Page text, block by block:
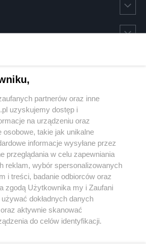
Instagram Youtube
partnerów oraz inne
uzyskujemy dostęp i
na urządzeniu oraz
osobowe, takie jak unikalne
informacje wysyłane przez
przeglądania w celu zapewniania
reklam, wybór spersonalizowanych
i treści, badanie odbiorców oraz
zgodą Użytkownika my i Zaufani
dokładnych danych
aktywnie skanować
do celów identyfikacji.